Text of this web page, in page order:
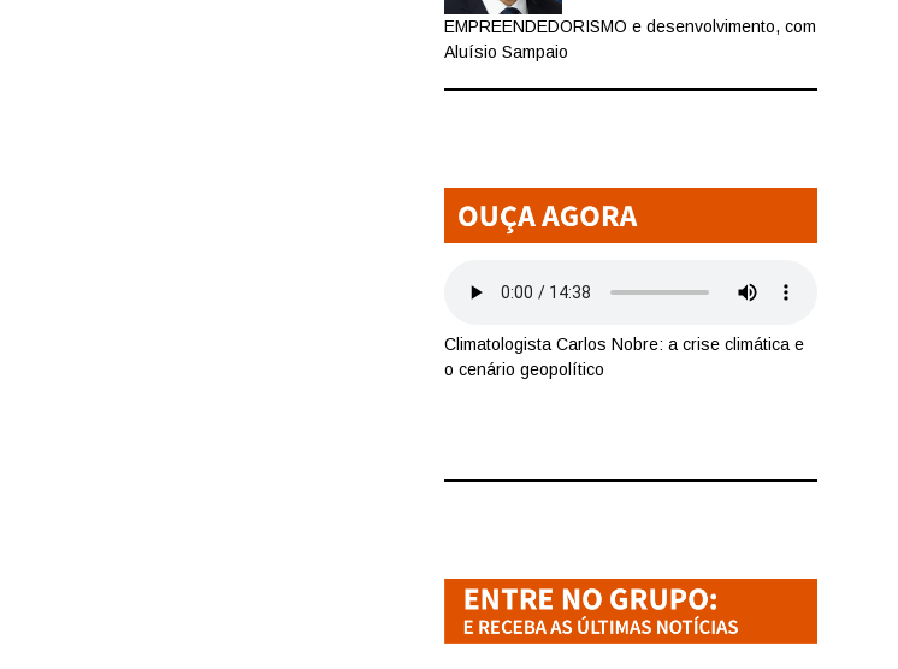
EMPREENDEDORISMO e desenvolvimento, com
Aluísio Sampaio
Climatologista Carlos Nobre: a crise climática e
o cenário geopolítico